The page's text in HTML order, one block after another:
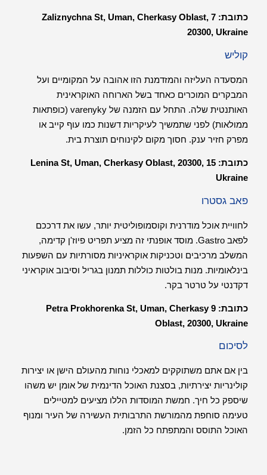
כתובת: 7
Zaliznychna St, Uman, Cherkasy Oblast,
20300, Ukraine
קוליש
המסעדה העליזה והמזדמנת הזו אהובה על המקומיים ועל
המבקרים המוכרים כאחד בשל הארוחה האוקראינית
האותנטית שלה. התחל עם הזמנה של varenyky (כופתאות
ממולאות) לפני שתמשיך לעיקריות דשנות כמו עוף קייב או
מפרק חזיר ענק. חסוך מקום לקינוחים תוצרת בית.
כתובת: 15
Lenina St, Uman, Cherkasy Oblast, 20300,
Ukraine
פאב גסטרו
לחוויית אוכל מודרנית וקוסמופוליטית יותר, עשו את דרככם
לפאב Gastro. מוסד אופנתי זה מציע תפריט פיוז'ן קדימה,
המשלב מרכיבים וטכניקות אוקראיניות מסורתיות עם השפעות
בינלאומיות. מנות בולטות כוללות תמנון בגריל וסיבוב אוקראיני
דקדנטי על טרטר בקר.
כתובת: 9
Petra Prokhorenka St, Uman, Cherkasy
Oblast, 20300, Ukraine
לסיכום
בין אם אתם משתוקקים למאכלי נוחות מהעולם הישן או יצירות
קולינריות יצירתיות, בסצנת האוכל הדינמית של אומן יש משהו
שיספק כל חיך. חמשת המוסדות הללו מציעים למטיילים
טעימה סוחפת מהמורשת התרבותית העשירה של העיר ומנוף
האוכל התוסס והמתפתח כל הזמן.